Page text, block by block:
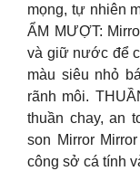
mọng, tự nhiên
ẨM MƯỢT:
và giữ nước để
màu siêu nhỏ
rãnh môi.
thuần chay, an
son Mirror
công sở cá tính